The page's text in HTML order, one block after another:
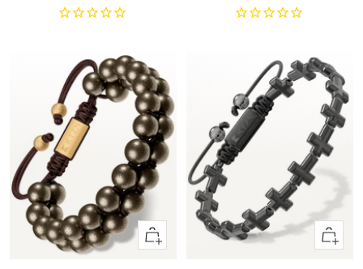
de
normal
de
normal
+
Añadir
+
Añadir